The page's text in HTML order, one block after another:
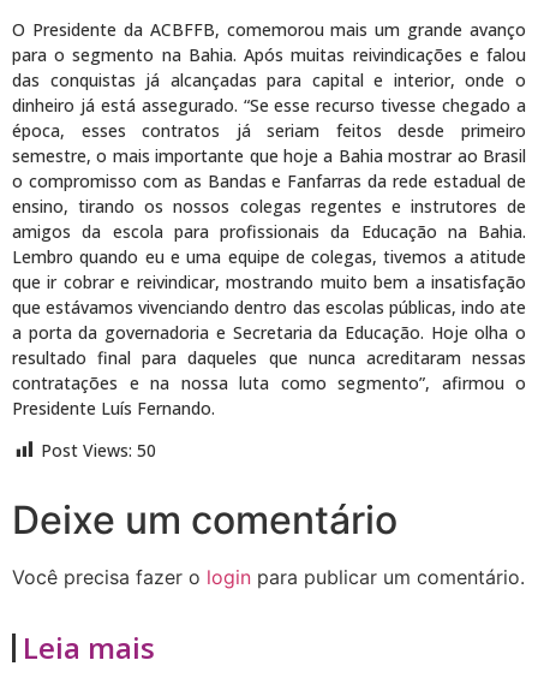
O Presidente da ACBFFB, comemorou mais um grande avanço
para o segmento na Bahia. Após muitas reivindicações e falou
das conquistas já alcançadas para capital e interior, onde o
dinheiro já está assegurado. “Se esse recurso tivesse chegado a
época, esses contratos já seriam feitos desde primeiro
semestre, o mais importante que hoje a Bahia mostrar ao Brasil
o compromisso com as Bandas e Fanfarras da rede estadual de
ensino, tirando os nossos colegas regentes e instrutores de
amigos da escola para profissionais da Educação na Bahia.
Lembro quando eu e uma equipe de colegas, tivemos a atitude
que ir cobrar e reivindicar, mostrando muito bem a insatisfação
que estávamos vivenciando dentro das escolas públicas, indo ate
a porta da governadoria e Secretaria da Educação. Hoje olha o
resultado final para daqueles que nunca acreditaram nessas
contratações e na nossa luta como segmento”, afirmou o
Presidente Luís Fernando.
Post Views: 50
Deixe um comentário
Você precisa fazer o login para publicar um comentário.
Leia mais